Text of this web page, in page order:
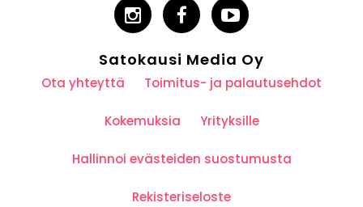
Satokausi Media Oy
Ota yhteyttä Toimitus- ja palautusehdot
Kokemuksia Yrityksille
Hallinnoi evästeiden suostumusta
Rekisteriseloste